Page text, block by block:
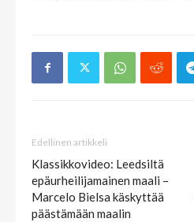
Edellinen artikkeli
Klassikkovideo: Leedsiltä
epäurheilijamainen maali –
Marcelo Bielsa käskyttää
päästämään maalin